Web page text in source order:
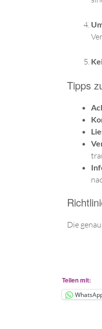
Tipps
Die
Teilen mit: